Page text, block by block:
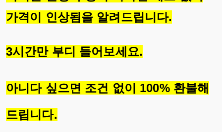
가격이 인상됨을 알려드립니다.
3시간만 부디 들어보세요.
아니다 싶으면 조건 없이 100% 환불해
드립니다.